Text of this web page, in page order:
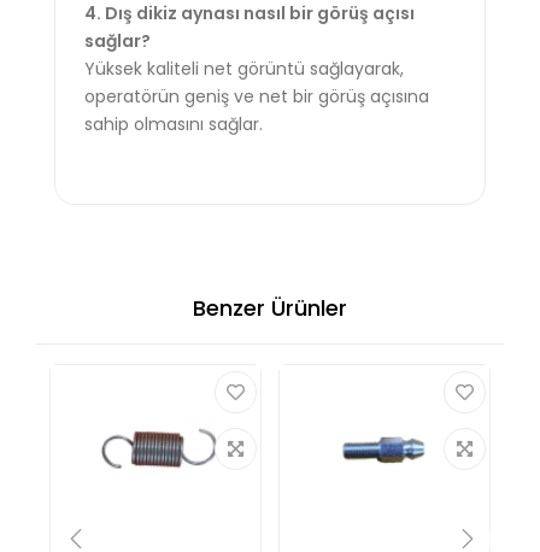
4. Dış dikiz aynası nasıl bir görüş açısı
sağlar?
Yüksek kaliteli net görüntü sağlayarak,
operatörün geniş ve net bir görüş açısına
sahip olmasını sağlar.
Benzer Ürünler